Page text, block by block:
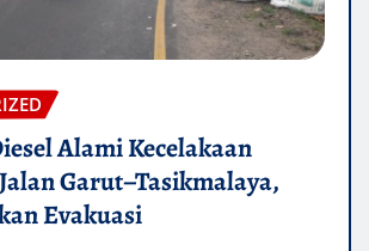
Alami Kecelakaan
Garut–Tasikmalaya,
Evakuasi